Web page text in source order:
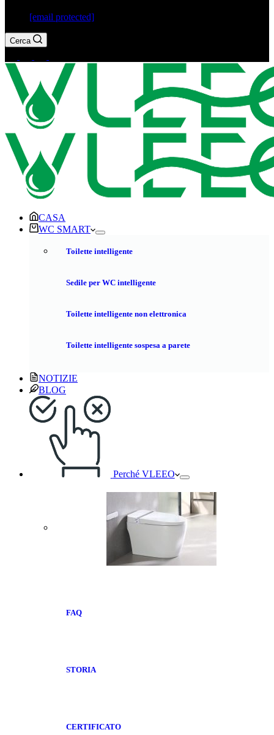
[email protected]
Cerca
CASA
WC SMART
Toilette intelligente
Sedile per WC intelligente
Toilette intelligente non elettronica
Toilette intelligente sospesa a parete
NOTIZIE
BLOG
Perché VLEEO
FAQ
STORIA
CERTIFICATO